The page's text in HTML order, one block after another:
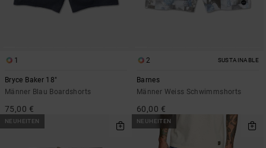
1
Bryce Baker 18"
Männer Blau Boardshorts
75,00 €
2 SUSTAINABLE
Barnes
Männer Weiss Schwimmshorts
60,00 €
NEUHEITEN NEUHEITEN